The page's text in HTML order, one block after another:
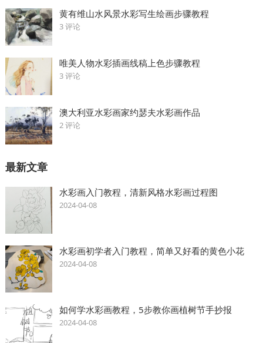
黄有维山水风景水彩写生绘画步骤教程
3 评论
唯美人物水彩插画线稿上色步骤教程
3 评论
澳大利亚水彩画家约瑟夫水彩画作品
2 评论
最新文章
水彩画入门教程，清新风格水彩画过程图
2024-04-08
水彩画初学者入门教程，简单又好看的黄色小花
2024-04-08
如何学水彩画教程，5步教你画植树节手抄报
2024-04-08